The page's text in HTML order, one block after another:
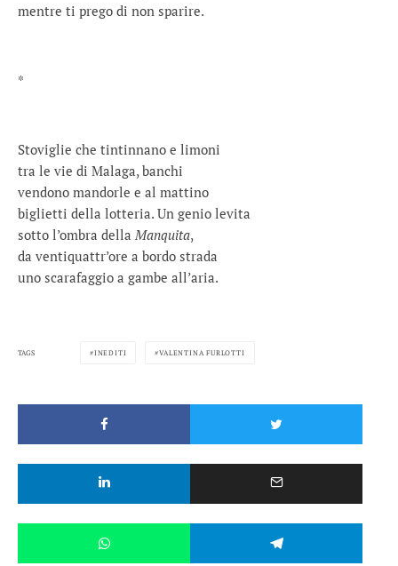
mentre ti prego di non sparire.
*
Stoviglie che tintinnano e limoni
tra le vie di Malaga, banchi
vendono mandorle e al mattino
biglietti della lotteria. Un genio levita
sotto l’ombra della Manquita,
da ventiquattr’ore a bordo strada
uno scarafaggio a gambe all’aria.
TAGS INEDITI VALENTINA FURLOTTI